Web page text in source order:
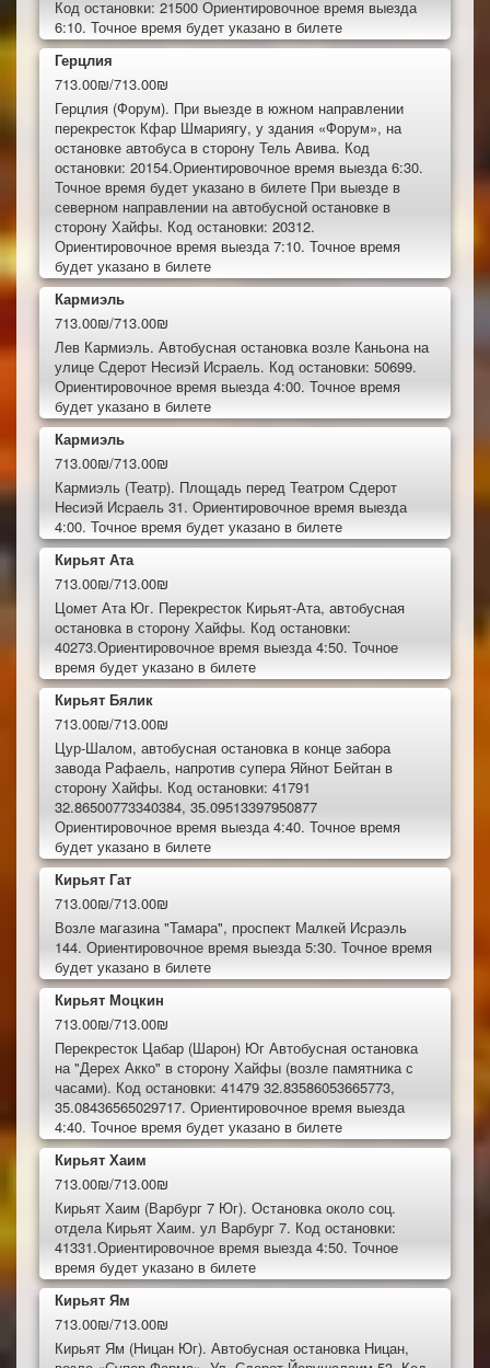
Код остановки: 21500 Ориентировочное время выезда
6:10. Точное время будет указано в билете
Герцлия
713.00₪/713.00₪
Герцлия (Форум). При выезде в южном направлении
перекресток Кфар Шмариягу, у здания «Форум», на
остановке автобуса в сторону Тель Авива. Код
остановки: 20154.Ориентировочное время выезда 6:30.
Точное время будет указано в билете При выезде в
северном направлении на автобусной остановке в
сторону Хайфы. Код остановки: 20312.
Ориентировочное время выезда 7:10. Точное время
будет указано в билете
Кармиэль
713.00₪/713.00₪
Лев Кармиэль. Автобусная остановка возле Каньона на
улице Сдерот Несиэй Исраель. Код остановки: 50699.
Ориентировочное время выезда 4:00. Точное время
будет указано в билете
Кармиэль
713.00₪/713.00₪
Кармиэль (Театр). Площадь перед Театром Сдерот
Несиэй Исраель 31. Ориентировочное время выезда
4:00. Точное время будет указано в билете
Кирьят Ата
713.00₪/713.00₪
Цомет Ата Юг. Перекресток Кирьят-Ата, автобусная
остановка в сторону Хайфы. Код остановки:
40273.Ориентировочное время выезда 4:50. Точное
время будет указано в билете
Кирьят Бялик
713.00₪/713.00₪
Цур-Шалом, автобусная остановка в конце забора
завода Рафаель, напротив супера Яйнот Бейтан в
сторону Хайфы. Код остановки: 41791
32.86500773340384, 35.09513397950877
Ориентировочное время выезда 4:40. Точное время
будет указано в билете
Кирьят Гат
713.00₪/713.00₪
Возле магазина "Тамара", проспект Малкей Исраэль
144. Ориентировочное время выезда 5:30. Точное время
будет указано в билете
Кирьят Моцкин
713.00₪/713.00₪
Перекресток Цабар (Шарон) Юг Автобусная остановка
на "Дерех Акко" в сторону Хайфы (возле памятника с
часами). Код остановки: 41479 32.83586053665773,
35.08436565029717. Ориентировочное время выезда
4:40. Точное время будет указано в билете
Кирьят Хаим
713.00₪/713.00₪
Кирьят Хаим (Варбург 7 Юг). Остановка около соц.
отдела Кирьят Хаим. ул Варбург 7. Код остановки:
41331.Ориентировочное время выезда 4:50. Точное
время будет указано в билете
Кирьят Ям
713.00₪/713.00₪
Кирьят Ям (Ницан Юг). Автобусная остановка Ницан,